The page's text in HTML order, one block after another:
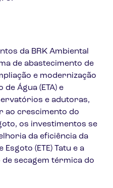
da BRK Ambiental
de abastecimento de
e modernização
Água (ETA) e
e adutoras,
ao crescimento do
os investimentos se
da eficiência da
(ETE) Tatu e a
secagem térmica do